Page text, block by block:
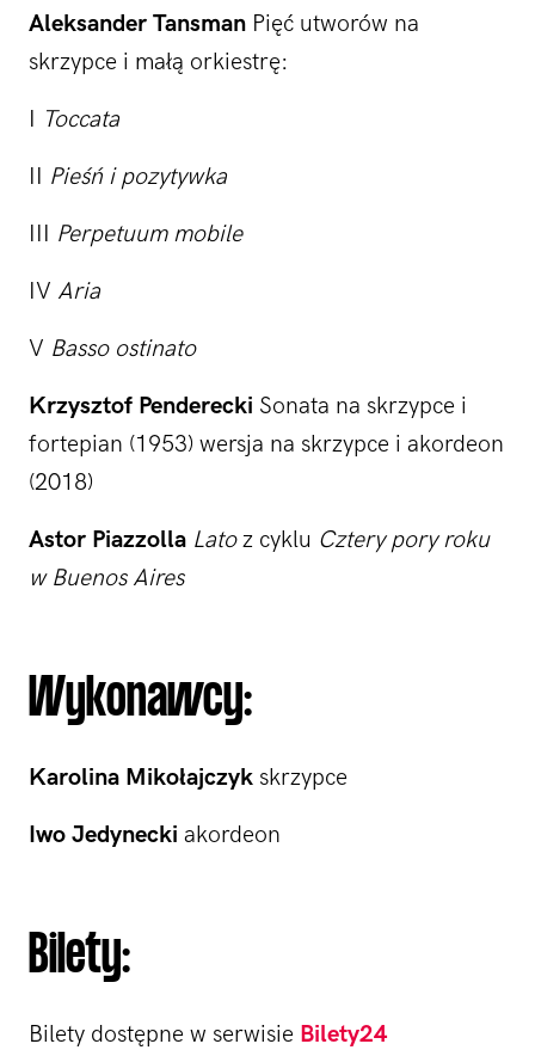
Aleksander Tansman Pięć utworów na
skrzypce i małą orkiestrę:
I Toccata
II Pieśń i pozytywka
III Perpetuum mobile
IV Aria
V Basso ostinato
Krzysztof Penderecki Sonata na skrzypce i
fortepian (1953) wersja na skrzypce i akordeon
(2018)
Astor Piazzolla Latoz cyklu Cztery pory roku
w Buenos Aires
Wykonawcy:
Karolina Mikołajczyk skrzypce
Iwo Jedynecki akordeon
Bilety:
Bilety dostępne w serwisie Bilety24